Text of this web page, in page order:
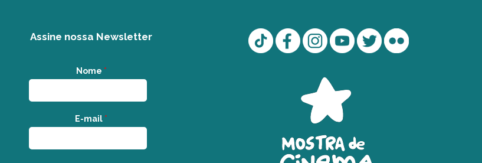
Assine nossa Newsletter
Nome *
E-mail *